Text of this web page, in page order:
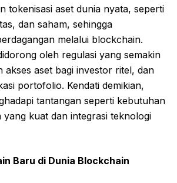
tokenisasi aset dunia nyata, seperti
dan saham, sehingga
melalui blockchain.
oleh regulasi yang semakin
akses aset bagi investor ritel, dan
portofolio. Kendati demikian,
tantangan seperti kebutuhan
kuat dan integrasi teknologi
Baru di Dunia Blockchain